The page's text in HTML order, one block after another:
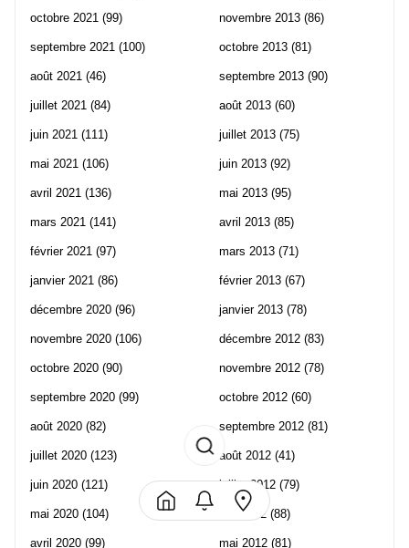
octobre 2021 (99)
septembre 2021 (100)
août 2021 (46)
juillet 2021 (84)
juin 2021 (111)
mai 2021 (106)
avril 2021 (136)
mars 2021 (141)
février 2021 (97)
janvier 2021 (86)
décembre 2020 (96)
novembre 2020 (106)
octobre 2020 (90)
septembre 2020 (99)
août 2020 (82)
juillet 2020 (123)
juin 2020 (121)
mai 2020 (104)
avril 2020 (99)
novembre 2013 (86)
octobre 2013 (81)
septembre 2013 (90)
août 2013 (60)
juillet 2013 (75)
juin 2013 (92)
mai 2013 (95)
avril 2013 (85)
mars 2013 (71)
février 2013 (67)
janvier 2013 (78)
décembre 2012 (83)
novembre 2012 (78)
octobre 2012 (60)
septembre 2012 (81)
août 2012 (41)
juillet 2012 (79)
juin 2012(88)
mai 2012 (81)